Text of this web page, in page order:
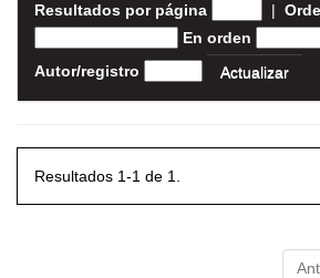
Resultados por página |
En orden
Autor/registro
Resultados 1-1 de 1.